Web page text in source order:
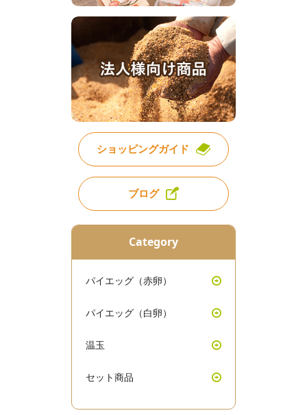
ショッピングガイド
ブログ
Category
パイエッグ（赤卵）
パイエッグ（白卵）
温玉
セット商品